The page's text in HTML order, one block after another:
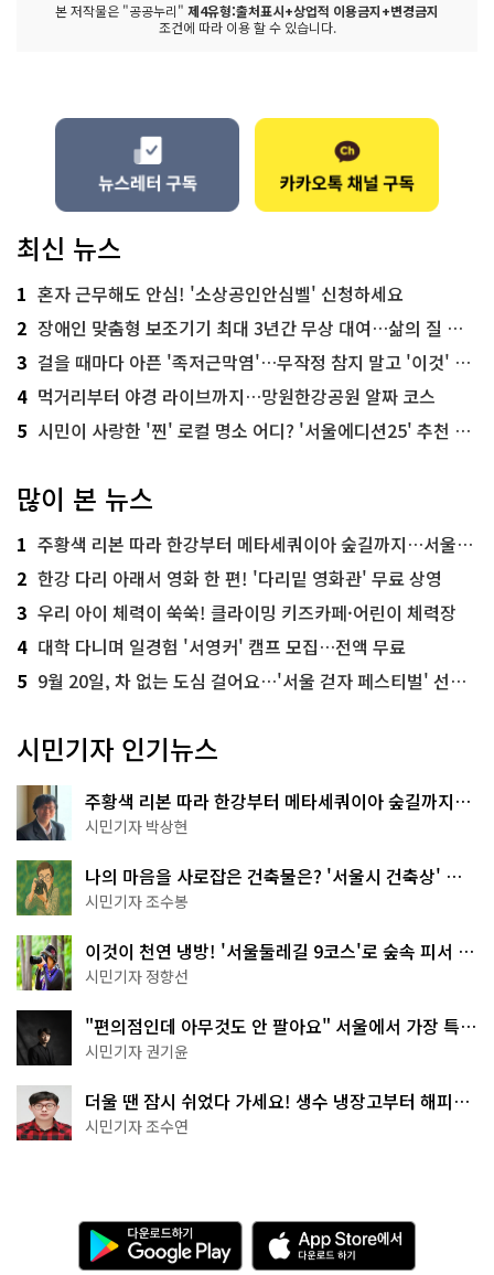
본 저작물은 "공공누리" 제4유형:출처표시+상업적 이용금지+변경금지
조건에 따라 이용 할 수 있습니다.
최신 뉴스
1 혼자 근무해도 안심! '소상공인안심벨' 신청하세요
2 장애인 맞춤형 보조기기 최대 3년간 무상 대여…삶의 질 높인다
3 걸을 때마다 아픈 '족저근막염'…무작정 참지 말고 '이것' 해보세요!
4 먹거리부터 야경 라이브까지…망원한강공원 알짜 코스
5 시민이 사랑한 '찐' 로컬 명소 어디? '서울에디션25' 추천 코스
많이 본 뉴스
1 주황색 리본 따라 한강부터 메타세쿼이아 숲길까지…서울둘레길 15코스
2 한강 다리 아래서 영화 한 편! '다리밑 영화관' 무료 상영
3 우리 아이 체력이 쑥쑥! 클라이밍 키즈카페·어린이 체력장
4 대학 다니며 일경험 '서영커' 캠프 모집…전액 무료
5 9월 20일, 차 없는 도심 걸어요…'서울 걷자 페스티벌' 선착순 5천명
시민기자 인기뉴스
주황색 리본 따라 한강부터 메타세쿼이아 숲길까지…
서울둘레길 15코스
시민기자 박상현
나의 마음을 사로잡은 건축물은? '서울시 건축상' 수
상작 공개!
시민기자 조수봉
이것이 천연 냉방! '서울둘레길 9코스'로 숲속 피서 떠
나볼까
시민기자 정향선
"편의점인데 아무것도 안 팔아요" 서울에서 가장 특별
한 편의점의 정체
시민기자 권기윤
더울 땐 잠시 쉬었다 가세요! 생수 냉장고부터 해피소
·무더위쉼터까지
시민기자 조수연
다
운
로
A
p
p